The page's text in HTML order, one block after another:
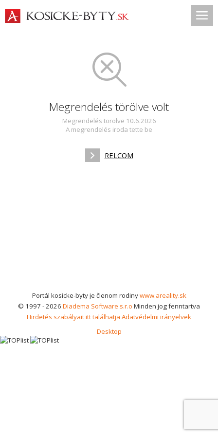
Megrendelés törölve volt
Megrendelés törölve 10.6.2026
A megrendelés iroda tette be
RELCOM
Portál kosicke-byty je členom rodinywww.areality.sk
© 1997 - 2026 Diadema Software s.r.o Minden jog fenntartva
Hirdetés szabályait itt találhatja Adatvédelmi irányelvek
Desktop